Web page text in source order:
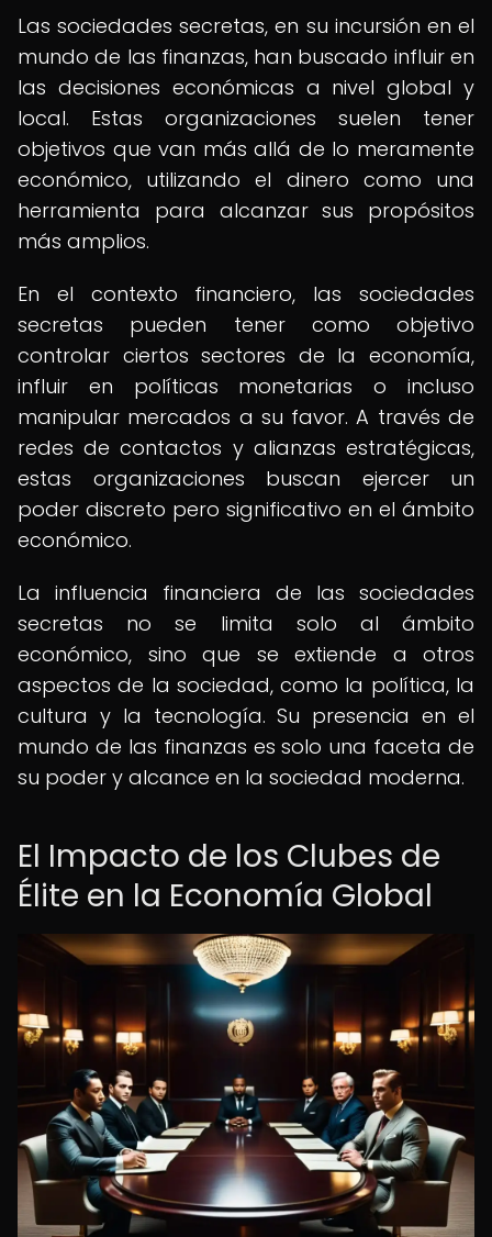
Las sociedades secretas, en su incursión en el
mundo de las finanzas, han buscado influir en
las decisiones económicas a nivel global y
local. Estas organizaciones suelen tener
objetivos que van más allá de lo meramente
económico, utilizando el dinero como una
herramienta para alcanzar sus propósitos
más amplios.
En el contexto financiero, las sociedades
secretas pueden tener como objetivo
controlar ciertos sectores de la economía,
influir en políticas monetarias o incluso
manipular mercados a su favor. A través de
redes de contactos y alianzas estratégicas,
estas organizaciones buscan ejercer un
poder discreto pero significativo en el ámbito
económico.
La influencia financiera de las sociedades
secretas no se limita solo al ámbito
económico, sino que se extiende a otros
aspectos de la sociedad, como la política, la
cultura y la tecnología. Su presencia en el
mundo de las finanzas es solo una faceta de
su poder y alcance en la sociedad moderna.
El Impacto de los Clubes de
Élite en la Economía Global